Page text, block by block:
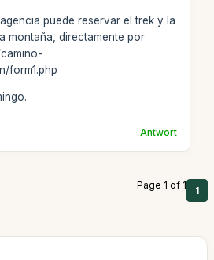
puede reservar el trek y la
montaña, directamente por
form1.php
Antwort
Page 1 of 1 1